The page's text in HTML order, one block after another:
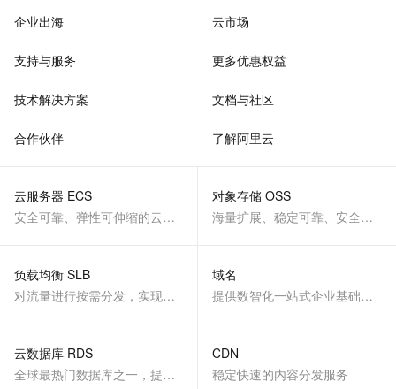
企业出海 云市场
支持与服务 更多优惠权益
技术解决方案 文档与社区
合作伙伴 了解阿里云
云服务器 ECS
安全可靠、弹性可伸缩的云计算服务
对象存储 OSS
海量扩展、稳定可靠、安全、低成本、智能
负载均衡 SLB
对流量进行按需分发，实现应用高可用
域名
提供数智化一站式企业基础服务
云数据库 RDS
全球最热门数据库之一，提供全托管的稳定服务
CDN
稳定快速的内容分发服务